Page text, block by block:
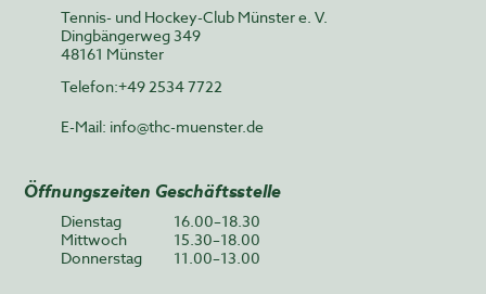
Tennis- und Hockey-Club Münster e. V.
Dingbängerweg 349
48161 Münster
Telefon:+49 2534 7722
E-Mail: info@thc-muenster.de
Öffnungszeiten Geschäftsstelle
Dienstag
16.00–18.30
Mittwoch
15.30–18.00
Donnerstag
11.00–13.00